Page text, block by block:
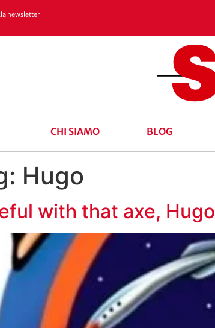
newsletter
CHI SIAMO BLOG
Hugo
with that axe, Hugo